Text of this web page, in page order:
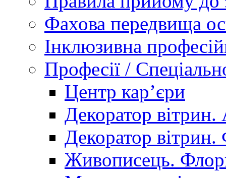
Фахова передвища
Інклюзивна
Професії /
Центр кар’єри
Декоратор вітрин.
Декоратор вітрин.
Живописець.